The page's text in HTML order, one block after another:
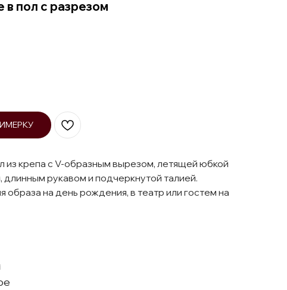
в пол с разрезом
из крепа с V-образным вырезом, летящей юбкой
длинным рукавом и подчеркнутой талией.
на день рождения, в театр или гостем на